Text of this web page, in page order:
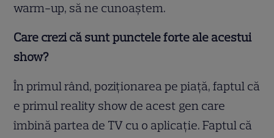
warm-up, să ne cunoaștem.
Care crezi că sunt punctele forte ale acestui
show?
În primul rând, poziționarea pe piață, faptul că
e primul reality show de acest gen care
îmbină partea de TV cu o aplicație. Faptul că